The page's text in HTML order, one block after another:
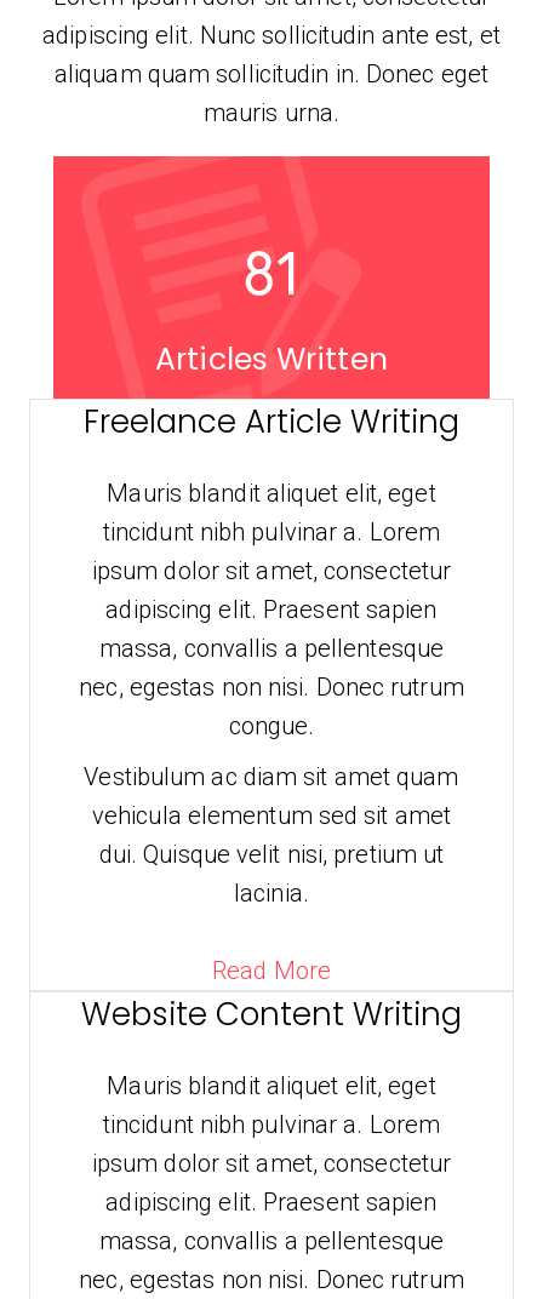
adipiscing elit. Nunc sollicitudin ante est, et
aliquam quam sollicitudin in. Donec eget
mauris urna.
81
Articles Written
Freelance Article Writing
Mauris blandit aliquet elit, eget
tincidunt nibh pulvinar a. Lorem
ipsum dolor sit amet, consectetur
adipiscing elit. Praesent sapien
massa, convallis a pellentesque
nec, egestas non nisi. Donec rutrum
congue.
Vestibulum ac diam sit amet quam
vehicula elementum sed sit amet
dui. Quisque velit nisi, pretium ut
lacinia.
Read More
Website Content Writing
Mauris blandit aliquet elit, eget
tincidunt nibh pulvinar a. Lorem
ipsum dolor sit amet, consectetur
adipiscing elit. Praesent sapien
massa, convallis a pellentesque
nec, egestas non nisi. Donec rutrum